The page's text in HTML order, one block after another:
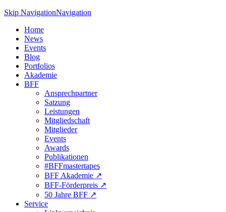
Skip NavigationNavigation
Home
News
Events
Blog
Portfolios
Akademie
BFF
Ansprechpartner
Satzung
Leistungen
Mitgliedschaft
Mitglieder
Events
Awards
Publikationen
#BFFmastertapes
BFF Akademie ↗︎
BFF-Förderpreis ↗︎
50 Jahre BFF ↗︎
Service